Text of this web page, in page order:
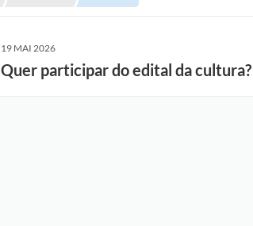
19 MAI 2026
Quer participar do edital da